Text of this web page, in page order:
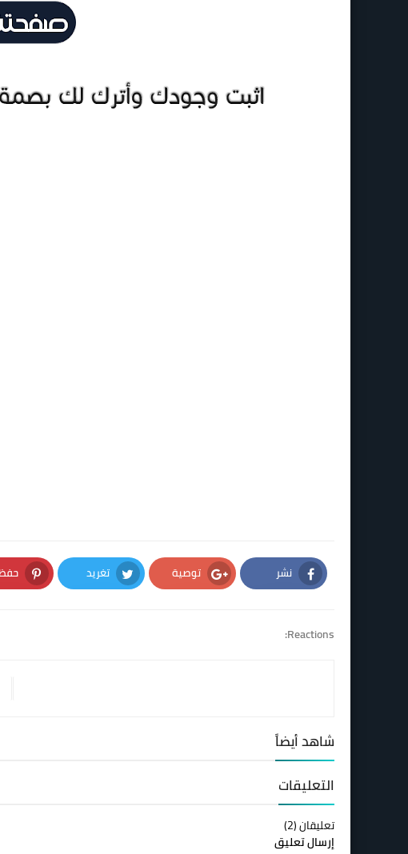
نشر
Facebook
توصية
Google Plus
تغريد
Twitter
Reactions:
شاهد أيضاً
التعليقات
تعليقان (2)
إرسال تعليق